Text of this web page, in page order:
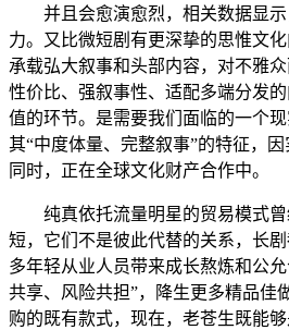
并且会愈演愈烈，相关数据显示
力。又比微短剧有更深挚的思惟文
承载弘大叙事和头部内容，对不雅
性价比、强叙事性、适配多端分发
值的环节。是需要我们面临的一个现
其“中度体量、完整叙事”的特征，因
同时，正在全球文化财产合作中。
纯真依托流量明星的贸易模式曾
短，它们不是彼此代替的关系，长
多年轻从业人员带来成长熬炼和公
共享、风险共担”，降生更多精品佳
购的既有款式，现在，老苍生既能